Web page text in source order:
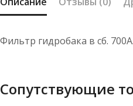
Фильтр гидробака в сб.
Сопутствующие